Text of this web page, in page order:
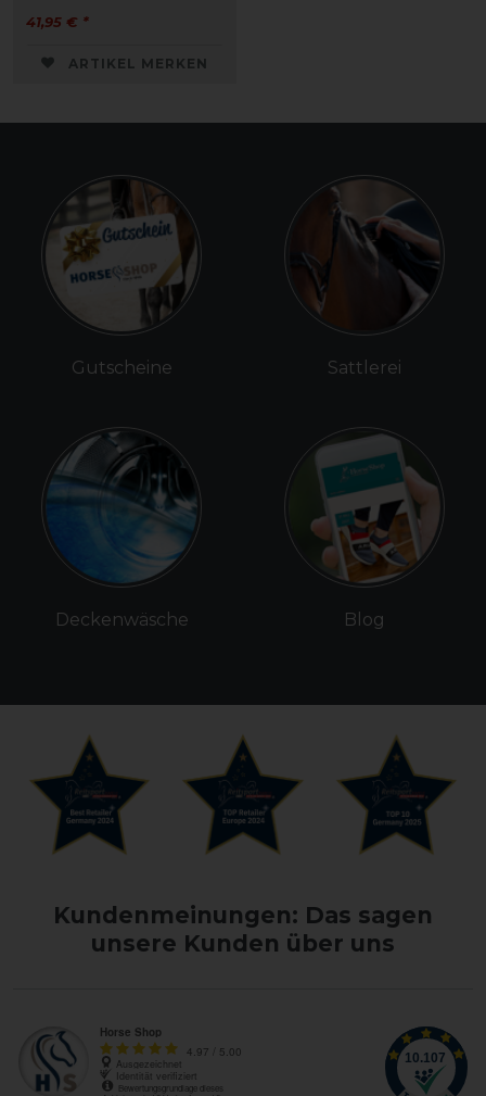
41,95 € *
ARTIKEL MERKEN
Gutscheine
Deckenwäsche
Sattlerei
Blog
Kundenmeinungen: Das sagen
unsere Kunden über uns